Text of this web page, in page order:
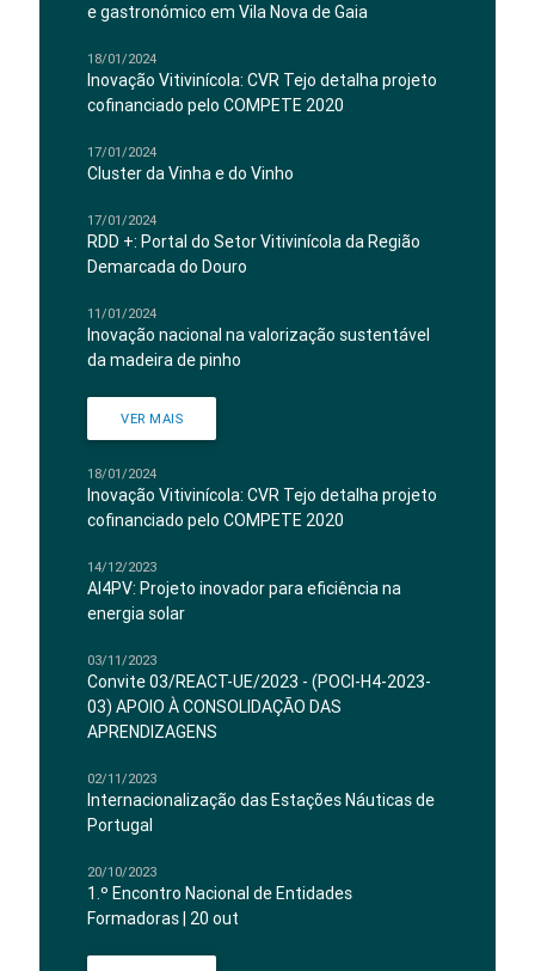
e gastronómico em Vila Nova de Gaia
18/01/2024
Inovação Vitivinícola: CVR Tejo detalha projeto
cofinanciado pelo COMPETE 2020
17/01/2024
Cluster da Vinha e do Vinho
17/01/2024
RDD +: Portal do Setor Vitivinícola da Região
Demarcada do Douro
11/01/2024
Inovação nacional na valorização sustentável
da madeira de pinho
VER MAIS
18/01/2024
Inovação Vitivinícola: CVR Tejo detalha projeto
cofinanciado pelo COMPETE 2020
14/12/2023
AI4PV: Projeto inovador para eficiência na
energia solar
03/11/2023
Convite 03/REACT-UE/2023 - (POCI-H4-2023-
03) APOIO À CONSOLIDAÇÃO DAS
APRENDIZAGENS
02/11/2023
Internacionalização das Estações Náuticas de
Portugal
20/10/2023
1.º Encontro Nacional de Entidades
Formadoras | 20 out